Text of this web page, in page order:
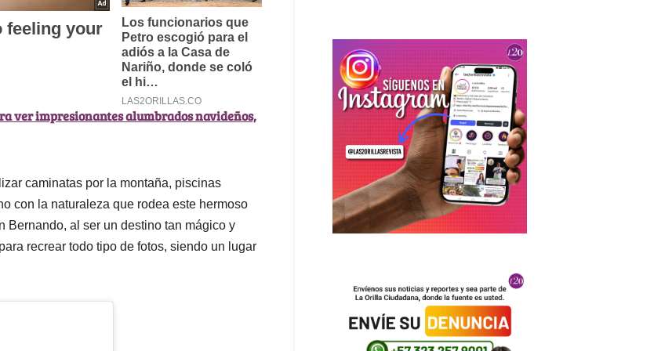
ver impresionantes alumbrados navideños,
caminatas por la montaña, piscinas
con la naturaleza que rodea este hermoso
Bernando, al ser un destino tan mágico y
recrear todo tipo de fotos, siendo un lugar